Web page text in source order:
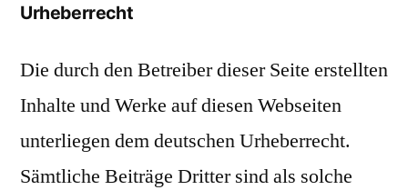
Urheberrecht
Die durch den Betreiber dieser Seite erstellten
Inhalte und Werke auf diesen Webseiten
unterliegen dem deutschen Urheberrecht.
Sämtliche Beiträge Dritter sind als solche